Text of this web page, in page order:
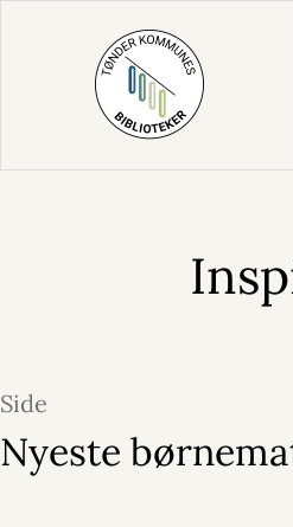
hovedindhold
Side
Nyeste